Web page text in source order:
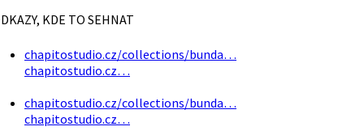
KDE TO SEHNAT
chapitostudio.cz/collections/bunda…
chapitostudio.cz…
chapitostudio.cz/collections/bunda…
chapitostudio.cz…